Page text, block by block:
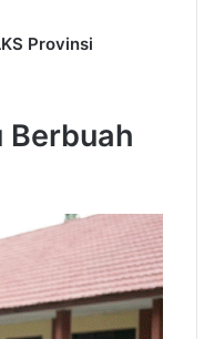
Provinsi
Berbuah